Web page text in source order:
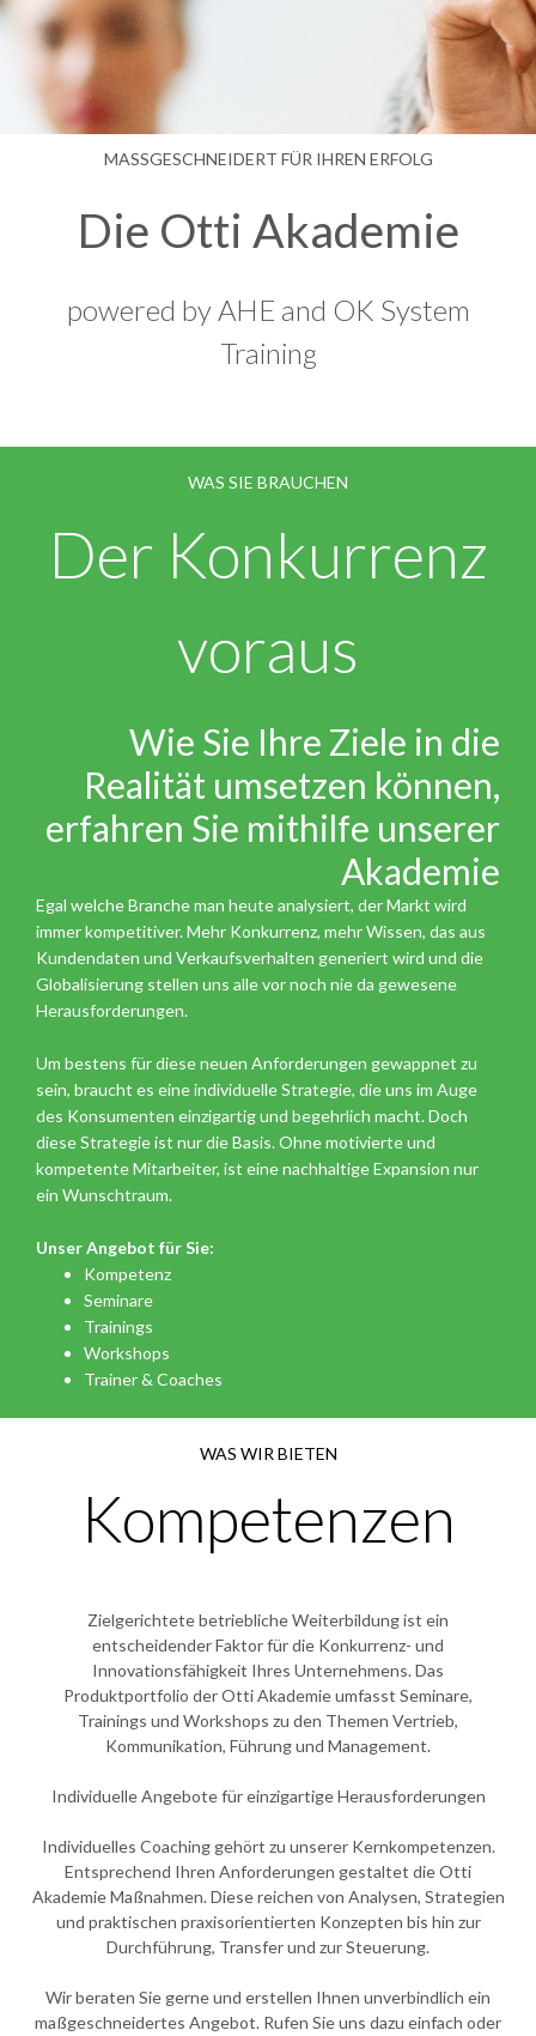
MASSGESCHNEIDERT FÜR IHREN ERFOLG
Die Otti Akademie
powered by AHE and OK System
Training
WAS SIE BRAUCHEN
Der Konkurrenz
voraus
Wie Sie Ihre Ziele in die
Realität umsetzen können,
erfahren Sie mithilfe unserer
Akademie
Egal welche Branche man heute analysiert, der Markt wird
immer kompetitiver. Mehr Konkurrenz, mehr Wissen, das aus
Kundendaten und Verkaufsverhalten generiert wird und die
Globalisierung stellen uns alle vor noch nie da gewesene
Herausforderungen.
Um bestens für diese neuen Anforderungen gewappnet zu
sein, braucht es eine individuelle Strategie, die uns im Auge
des Konsumenten einzigartig und begehrlich macht. Doch
diese Strategie ist nur die Basis. Ohne motivierte und
kompetente Mitarbeiter, ist eine nachhaltige Expansion nur
ein Wunschtraum.
Unser Angebot für Sie:
Kompetenz
Seminare
Trainings
Workshops
Trainer & Coaches
WAS WIR BIETEN
Kompetenzen
Zielgerichtete betriebliche Weiterbildung ist ein
entscheidender Faktor für die Konkurrenz- und
Innovationsfähigkeit Ihres Unternehmens. Das
Produktportfolio der Otti Akademie umfasst Seminare,
Trainings und Workshops zu den Themen Vertrieb,
Kommunikation, Führung und Management.
Individuelle Angebote für einzigartige Herausforderungen
Individuelles Coaching gehört zu unserer Kernkompetenzen.
Entsprechend Ihren Anforderungen gestaltet die Otti
Akademie Maßnahmen. Diese reichen von Analysen, Strategien
und praktischen praxisorientierten Konzepten bis hin zur
Durchführung, Transfer und zur Steuerung.
Wir beraten Sie gerne und erstellen Ihnen unverbindlich ein
maßgeschneidertes Angebot. Rufen Sie uns dazu einfach oder